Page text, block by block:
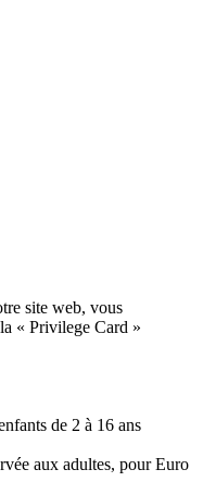
site web, vous
« Privilege Card »
de 2 à 16 ans
aux adultes, pour Euro